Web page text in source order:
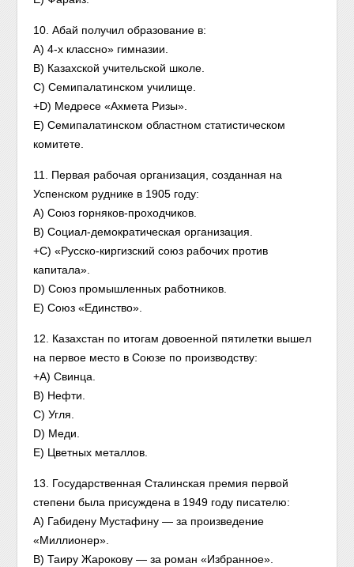
10. Абай получил образование в:
A) 4-х классно» гимназии.
B) Казахской учительской школе.
C) Семипалатинском училище.
+D) Медресе «Ахмета Ризы».
E) Семипалатинском областном статистическом
комитете.
11. Первая рабочая организация, созданная на
Успенском руднике в 1905 году:
A) Союз горняков-проходчиков.
B) Социал-демократическая организация.
+C) «Русско-киргизский союз рабочих против
капитала».
D) Союз промышленных работников.
E) Союз «Единство».
12. Казахстан по итогам довоенной пятилетки вышел
на первое место в Союзе по производству:
+A) Свинца.
B) Нефти.
C) Угля.
D) Меди.
E) Цветных металлов.
13. Государственная Сталинская премия первой
степени была присуждена в 1949 году писателю:
A) Габидену Мустафину — за произведение
«Миллионер».
B) Таиру Жарокову — за роман «Избранное».